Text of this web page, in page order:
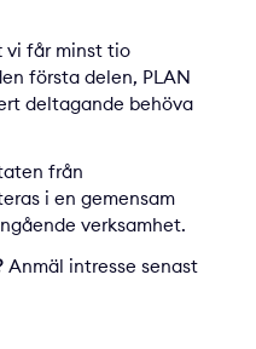
vi får minst tio
första delen, PLAN
deltagande behöva
från
i en gemensam
verksamhet.
Anmäl intresse senast